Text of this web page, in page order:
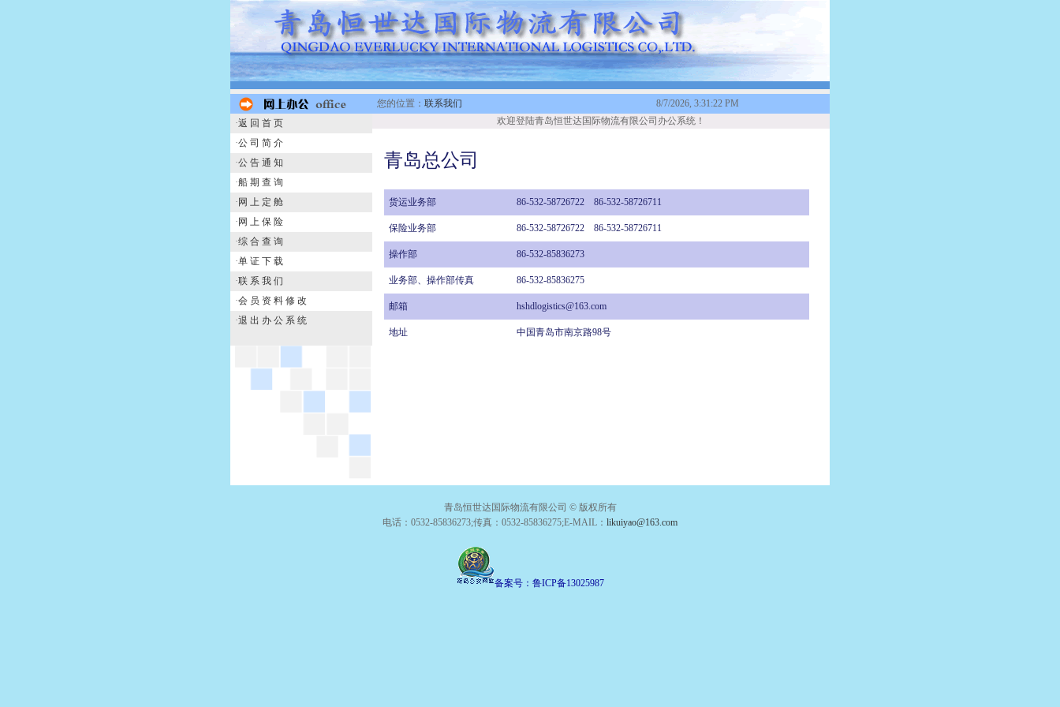
·返 回 首 页
·公 司 简 介
·公 告 通 知
·船 期 查 询
· 网 上 定 舱
· 网 上 保 险
·综 合 查 询
·单 证 下 载
·联 系 我 们
·会 员 资 料 修 改
·退 出 办 公 系 统
您的位置： 联系我们
8/7/2026, 3:31:22 PM
欢迎登陆青岛恒世达国际物流有限公司办公系统！
青岛总公司
货运业务部 86-532-58726722 86-532-58726711
保险业务部 86-532-58726722 86-532-58726711
操作部 86-532-85836273
业务部、操作部传真 86-532-85836275
邮箱 hshdlogistics@163.com
地址 中国青岛市南京路98号
青岛恒世达国际物流有限公司 © 版权所有
电话：0532-85836273;传真：0532-85836275;E-MAIL： likuiyao@163.com
备案号：鲁ICP备13025987